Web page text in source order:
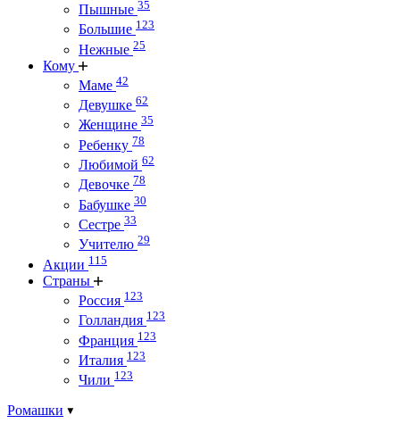
Пышные 35
Большие 123
Нежные 25
Кому
Маме 42
Девушке 62
Женщине 35
Ребенку 78
Любимой 62
Девочке 78
Бабушке 30
Сестре 33
Учителю 29
Акции 115
Страны
Россия 123
Голландия 123
Франция 123
Италия 123
Чили 123
Ромашки